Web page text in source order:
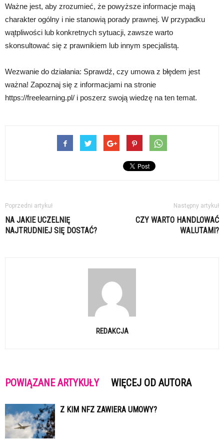
Ważne jest, aby zrozumieć, że powyższe informacje mają
charakter ogólny i nie stanowią porady prawnej. W przypadku
wątpliwości lub konkretnych sytuacji, zawsze warto
skonsultować się z prawnikiem lub innym specjalistą.
Wezwanie do działania: Sprawdź, czy umowa z błędem jest
ważna! Zapoznaj się z informacjami na stronie
https://freelearning.pl/ i poszerz swoją wiedzę na ten temat.
Poprzedni artykuł
NA JAKIE UCZELNIĘ
NAJTRUDNIEJ SIĘ DOSTAĆ?
Następny artykuł
CZY WARTO HANDLOWAĆ
WALUTAMI?
REDAKCJA
POWIĄZANE ARTYKUŁY WIĘCEJ OD AUTORA
Z KIM NFZ ZAWIERA UMOWY?